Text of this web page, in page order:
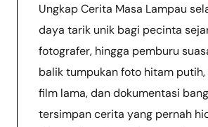
Ungkap Cerita Masa Lampau
daya tarik unik bagi pecinta
fotografer, hingga pemburu
balik tumpukan foto hitam
film lama, dan dokumentasi
tersimpan cerita yang pernah